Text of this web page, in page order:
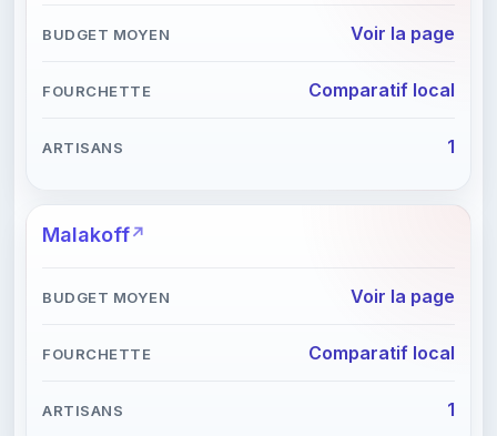
Voir la page
Comparatif local
1
Malakoff
Voir la page
Comparatif local
1